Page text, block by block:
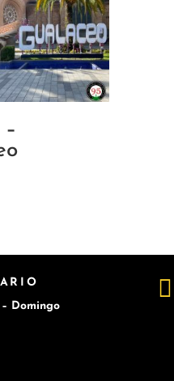
Domingo
